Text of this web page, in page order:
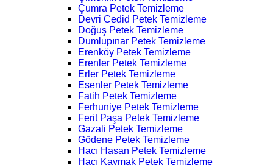
Çumra Petek Temizleme
Devri Cedid Petek Temizleme
Doğuş Petek Temizleme
Dumlupınar Petek Temizleme
Erenköy Petek Temizleme
Erenler Petek Temizleme
Erler Petek Temizleme
Esenler Petek Temizleme
Fatih Petek Temizleme
Ferhuniye Petek Temizleme
Ferit Paşa Petek Temizleme
Gazali Petek Temizleme
Gödene Petek Temizleme
Hacı Hasan Petek Temizleme
Hacı Kaymak Petek Temizleme